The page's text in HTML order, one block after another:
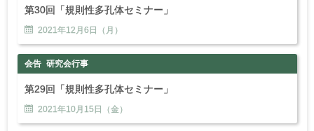
第30回「規則性多孔体セミナー」
2021年12月 6日（月）
会告 研究会行事
第29回「規則性多孔体セミナー」
2021年10月 15日（金）